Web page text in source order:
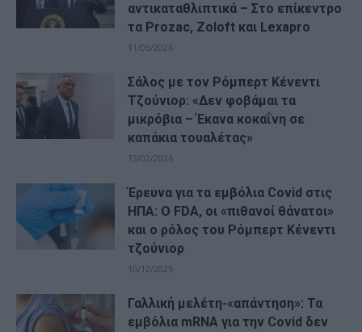
αντικαταθλιπτικά – Στο επίκεντρο
τα Prozac, Zoloft και Lexapro
11/05/2026
Σάλος με τον Ρόμπερτ Κένεντι
Τζούνιορ: «Δεν φοβάμαι τα
μικρόβια – Έκανα κοκαΐνη σε
καπάκια τουαλέτας»
13/02/2026
Έρευνα για τα εμβόλια Covid στις
ΗΠΑ: Ο FDA, οι «πιθανοί θάνατοι»
και ο ρόλος του Ρόμπερτ Κένεντι
τζούνιορ
10/12/2025
Γαλλική μελέτη-«απάντηση»: Τα
εμβόλια mRNA για την Covid δεν